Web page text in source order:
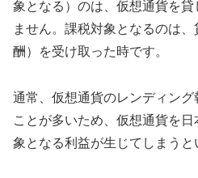
象となる）のは、仮想通貨を貸
ません。課税対象となるのは
酬）を受け取った時です。
通常、仮想通貨のレンディン
ことが多いため、仮想通貨を
象となる利益が生じてしまうと